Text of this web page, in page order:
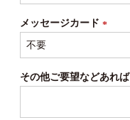
須)
メッセージカード
須)
その他ご要望などあれば